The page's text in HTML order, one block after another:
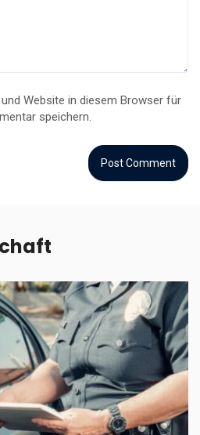
Website in diesem Browser für
speichern.